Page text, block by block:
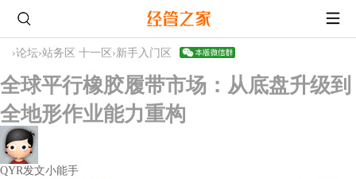
›论坛›站务区 十一区 ›新手入门区
全球平行橡胶履带市场：从底盘升级到
全地形作业能力重构
QYR发文小能手